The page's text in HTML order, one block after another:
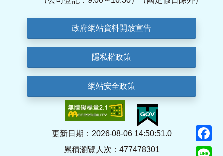
政府網站資料開放宣告
隱私權政策
網站安全政策
更新日期：2026-08-06 14:50:51.0
累積瀏覽人次：477478301